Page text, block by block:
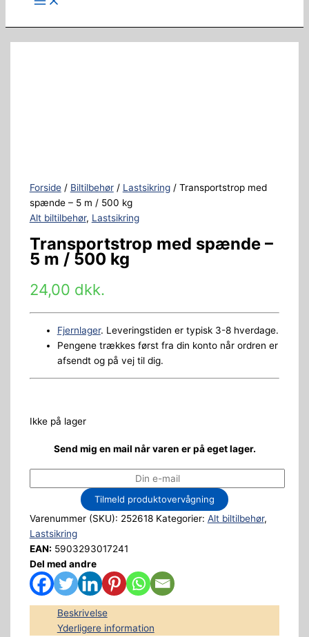
Forside/ Biltilbehør/ Lastsikring/ Transportstrop med
spænde – 5 m / 500 kg
Alt biltilbehør, Lastsikring
Transportstrop med spænde –
5 m / 500 kg
24,00 dkk.
Fjernlager. Leveringstiden er typisk 3-8 hverdage.
Pengene trækkes først fra din konto når ordren er
afsendt og på vej til dig.
Ikke på lager
Send mig en mail når varen er på eget lager.
Tilmeld produktovervågning
Varenummer (SKU): 252618 Kategorier: Alt biltilbehør,
Lastsikring
EAN: 5903293017241
Del med andre
Beskrivelse
Yderligere information